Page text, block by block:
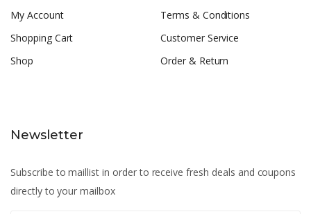
My Account
Shopping Cart
Shop
Terms & Conditions
Customer Service
Order & Return
Newsletter
Subscribe to maillist in order to receive fresh deals and coupons
directly to your mailbox